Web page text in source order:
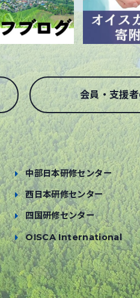
会員・支援
中部日本研修センター
西日本研修センター
四国研修センター
OISCA International